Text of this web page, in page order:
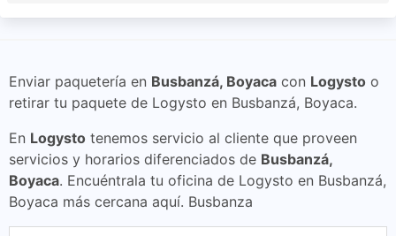
Enviar paquetería en Busbanzá, Boyaca con Logysto o
retirar tu paquete de Logysto en Busbanzá, Boyaca.
En Logysto tenemos servicio al cliente que proveen
servicios y horarios diferenciados de Busbanzá,
Boyaca. Encuéntrala tu oficina de Logysto en Busbanzá,
Boyaca más cercana aquí. Busbanza